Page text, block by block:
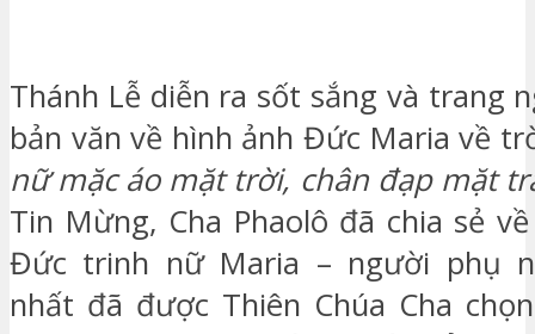
Thánh Lễ diễn ra sốt sắng và trang
bản văn về hình ảnh Đức Maria về
nữ mặc áo mặt trời, chân đạp mặt
Tin Mừng, Cha Phaolô đã chia sẻ
Đức trinh nữ Maria – người phụ
nhất đã được Thiên Chúa Cha